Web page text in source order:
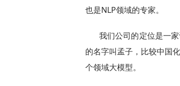
也是NLP领域的专家。
我们公司的定位是一
的名字叫孟子，比较中国
个领域大模型。